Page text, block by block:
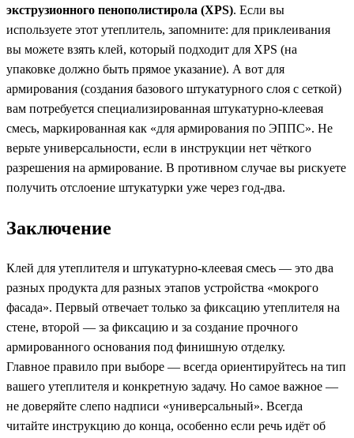
экструзионного пенополистирола (XPS). Если вы
используете этот утеплитель, запомните: для приклеивания
вы можете взять клей, который подходит для XPS (на
упаковке должно быть прямое указание). А вот для
армирования (создания базового штукатурного слоя с сеткой)
вам потребуется специализированная штукатурно-клеевая
смесь, маркированная как «для армирования по ЭППС». Не
верьте универсальности, если в инструкции нет чёткого
разрешения на армирование. В противном случае вы рискуете
получить отслоение штукатурки уже через год-два.
Заключение
Клей для утеплителя и штукатурно-клеевая смесь — это два
разных продукта для разных этапов устройства «мокрого
фасада». Первый отвечает только за фиксацию утеплителя на
стене, второй — за фиксацию и за создание прочного
армированного основания под финишную отделку.
Главное правило при выборе — всегда ориентируйтесь на тип
вашего утеплителя и конкретную задачу. Но самое важное —
не доверяйте слепо надписи «универсальный». Всегда
читайте инструкцию до конца, особенно если речь идёт об